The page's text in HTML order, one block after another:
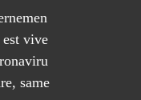
vive
same